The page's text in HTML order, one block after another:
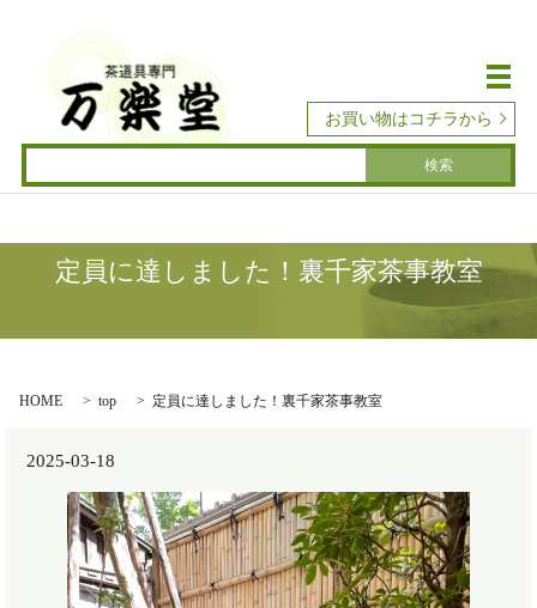
メ
お買い物はコチラから
定員に達しました！裏千家茶事教室
HOME top 定員に達しました！裏千家茶事教室
2025-03-18